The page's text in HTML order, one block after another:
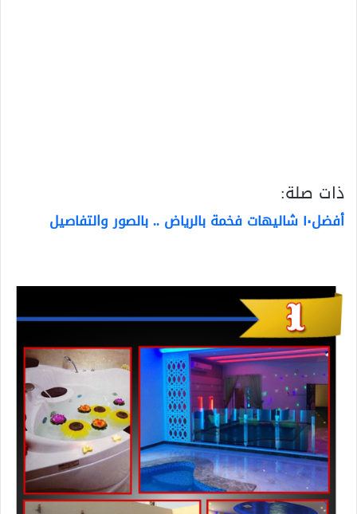
ذات صلة:
أفضل١٠ شاليهات فخمة بالرياض .. بالصور والتفاصيل